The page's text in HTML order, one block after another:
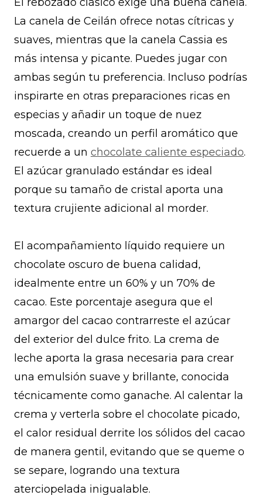
La canela de Ceilán ofrece notas cítricas y
suaves, mientras que la canela Cassia es
más intensa y picante. Puedes jugar con
ambas según tu preferencia. Incluso podrías
inspirarte en otras preparaciones ricas en
especias y añadir un toque de nuez
moscada, creando un perfil aromático que
recuerde a un chocolate caliente especiado.
El azúcar granulado estándar es ideal
porque su tamaño de cristal aporta una
textura crujiente adicional al morder.
El acompañamiento líquido requiere un
chocolate oscuro de buena calidad,
idealmente entre un 60% y un 70% de
cacao. Este porcentaje asegura que el
amargor del cacao contrarreste el azúcar
del exterior del dulce frito. La crema de
leche aporta la grasa necesaria para crear
una emulsión suave y brillante, conocida
técnicamente como ganache. Al calentar la
crema y verterla sobre el chocolate picado,
el calor residual derrite los sólidos del cacao
de manera gentil, evitando que se queme o
se separe, logrando una textura
aterciopelada inigualable.